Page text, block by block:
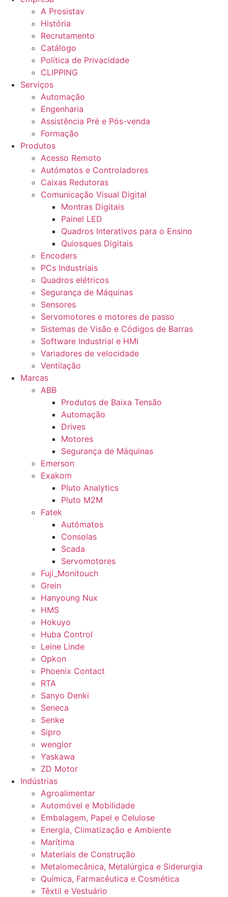
A Prosistav
História
Recrutamento
Catálogo
Política de Privacidade
CLIPPING
Serviços
Automação
Engenharia
Assistência Pré e Pós-venda
Formação
Produtos
Acesso Remoto
Autómatos e Controladores
Caixas Redutoras
Comunicação Visual Digital
Montras Digitais
Painel LED
Quadros Interativos para o Ensino
Quiosques Digitais
Encoders
PCs Industriais
Quadros elétricos
Segurança de Máquinas
Sensores
Servomotores e motores de passo
Sistemas de Visão e Códigos de Barras
Software Industrial e HMI
Variadores de velocidade
Ventilação
Marcas
ABB
Produtos de Baixa Tensão
Automação
Drives
Motores
Segurança de Máquinas
Emerson
Exakom
Pluto Analytics
Pluto M2M
Fatek
Autómatos
Consolas
Scada
Servomotores
Fuji_Monitouch
Grein
Hanyoung Nux
HMS
Hokuyo
Huba Control
Leine Linde
Opkon
Phoenix Contact
RTA
Sanyo Denki
Seneca
Senke
Sipro
wenglor
Yaskawa
ZD Motor
Indústrias
Agroalimentar
Automóvel e Mobilidade
Embalagem, Papel e Celulose
Energia, Climatização e Ambiente
Marítima
Materiais de Construção
Metalomecânica, Metalúrgica e Siderurgia
Química, Farmacêutica e Cosmética
Têxtil e Vestuário